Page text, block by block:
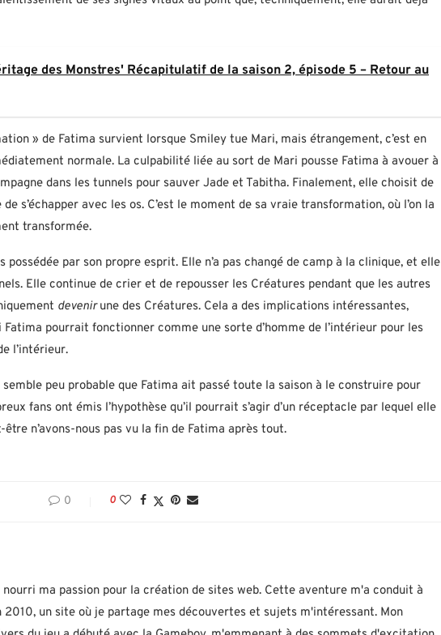
des Monstres' Récapitulatif de la saison 2, épisode 5 – Retour au
» de Fatima survient lorsque Smiley tue Mari, mais étrangement, c’est en
normale. La culpabilité liée au sort de Mari pousse Fatima à avouer à
dans les tunnels pour sauver Jade et Tabitha. Finalement, elle choisit de
s’échapper avec les os. C’est le moment de sa vraie transformation, où l’on la
transformée.
possédée par son propre esprit. Elle n’a pas changé de camp à la clinique, et elle
Elle continue de crier et de repousser les Créatures pendant que les autres
devenirune des Créatures. Cela a des implications intéressantes,
pourrait fonctionner comme une sorte d’homme de l’intérieur pour les
l’intérieur.
peu probable que Fatima ait passé toute la saison à le construire pour
fans ont émis l’hypothèse qu’il pourrait s’agir d’un réceptacle par lequel elle
n’avons-nous pas vu la fin de Fatima après tout.
0 0
ma passion pour la création de sites web. Cette aventure m'a conduit à
2010, un site où je partage mes découvertes et sujets m'intéressant. Mon